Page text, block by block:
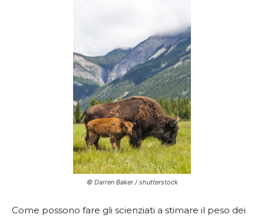
© Darren Baker / shutterstock
Come possono fare gli scienziati a stimare il peso dei